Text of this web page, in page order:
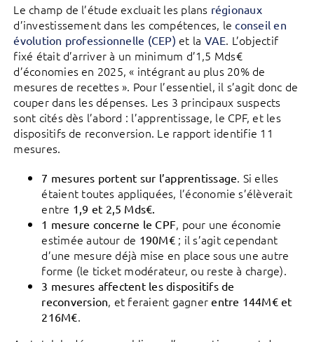
Le champ de l’étude excluait les plans régionaux
d’investissement dans les compétences, leconseil en
évolution professionnelle (CEP) et la VAE. L’objectif
fixé était d’arriver à un minimum d’1,5 Mds€
d’économies en 2025, « intégrant au plus 20% de
mesures de recettes ». Pour l’essentiel, il s’agit donc de
couper dans les dépenses. Les 3 principaux suspects
sont cités dès l’abord : l’apprentissage, le CPF, et les
dispositifs de reconversion. Le rapport identifie 11
mesures.
7 mesures portent sur l’apprentissage. Si elles
étaient toutes appliquées, l’économie s’élèverait
entre 1,9 et 2,5 Mds€.
1 mesure concerne le CPF, pour une économie
estimée autour de 190M€; il s’agit cependant
d’une mesure déjà mise en place sous une autre
forme (le ticket modérateur, ou reste à charge).
3 mesures affectent les dispositifs de
reconversion, et feraient gagnerentre 144M€ et
216M€.